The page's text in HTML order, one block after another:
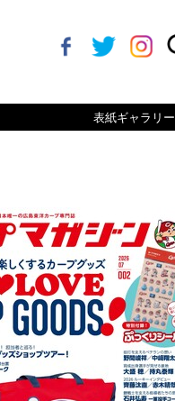
表紙ギャラリー